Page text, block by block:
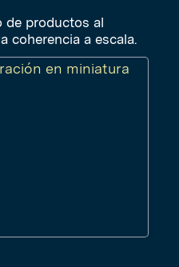
de productos al
coherencia a escala.